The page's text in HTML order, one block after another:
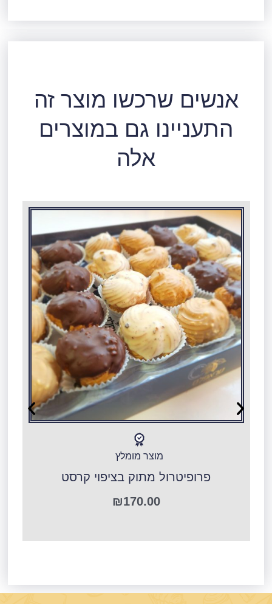
אנשים שרכשו מוצר זה
התעניינו גם במוצרים
אלה
מוצר מומלץ
פרופיטרול מתוק בציפוי קרסט
₪170.00